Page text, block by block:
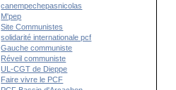
canempechepasnicolas
M'pep
Site Communistes
solidarité internationale pcf
Gauche communiste
Réveil communiste
UL-CGT de Dieppe
Faire vivre le PCF